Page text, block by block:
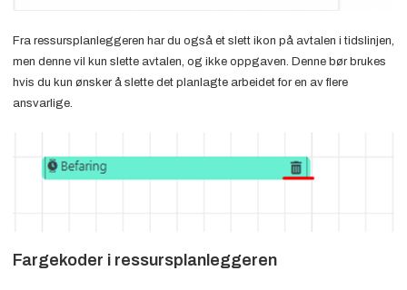
Fra ressursplanleggeren har du også et slett ikon på avtalen i tidslinjen,
men denne vil kun slette avtalen, og ikke oppgaven. Denne bør brukes
hvis du kun ønsker å slette det planlagte arbeidet for en av flere
ansvarlige.
Fargekoder i ressursplanleggeren